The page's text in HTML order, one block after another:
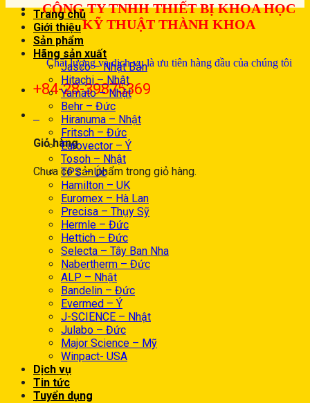
CÔNG TY TNHH THIẾT BỊ KHOA HỌC
KỸ THUẬT THÀNH KHOA
Chất lượng và dịch vụ là ưu tiên hàng đầu của chúng tôi
+84-28-39875369
Giỏ hàng
Chưa có sản phẩm trong giỏ hàng.
Trang chủ
Giới thiệu
Sản phẩm
Hãng sản xuất
Jasco – Nhật Bản
Hitachi – Nhật
Yamato – Nhật
Behr – Đức
Hiranuma – Nhật
Fritsch – Đức
Eurovector – Ý
Tosoh – Nhật
TPS – Úc
Hamilton – UK
Euromex – Hà Lan
Precisa – Thụy Sỹ
Hermle – Đức
Hettich – Đức
Selecta – Tây Ban Nha
Nabertherm – Đức
ALP – Nhật
Bandelin – Đức
Evermed – Ý
J-SCIENCE – Nhật
Julabo – Đức
Major Science – Mỹ
Winpact- USA
Dịch vụ
Tin tức
Tuyển dụng